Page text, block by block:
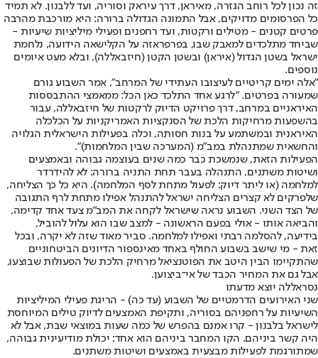
זה נכון לכל רוחב הגזרה, מאיראן, דרך עיראק וסוריה, ועד ללבנון. לא תמיד
כל הפרסומים מדויקים, אבל התמונה הגדולה ברורה: היא מורכבת מהרבה
פרטים קטנים - מטילים ורקטות, ועד רחפנים ופעילי מיליציות שיעיות -
שביחד מתלכדים למאבק שבו, בפרפראזה על הקלישאה הידועה, נלחמת
ישראל בשטן הגדול (איראן) ובשטן הקטן (חיזבאללה), ובלא מעט איומים
נוספים.
"אלה ימים קריטיים לעיצובו העתידי של המרחב", אמר השבוע גורם
שמעורה בפרטים. "לרגע אחד התלכד כאן הכל: ממאמצי ההתבססות
האיראניים במרחב, דרך פרויקט הדיוק לרקטות של חיזבאללה, עבור
בהשפעות מרחיקות הלכת של הסנקציות האמריקניות על הכלכלה
האיראנית ובמשתמע על בנות חסותה, וכלה בפעילות הישראלית הגלויה
והחשאית שמתנהלת במב"מ (המערכה שבין המלחמות)".
הפעילות הזאת, שנמשכת כבר כמה שנים בעוצמה גבוהה ובאמצעים
ושיטות משתנים, התנהלה בעבר תחת התניה ברורה: לא להידרדר
למלחמה (או ליתר דיוק: לפעול מתחת לסף המלחמה). היא כל כך הצליחה,
שלפרקים לא קצרים הצליחה ישראל להתנהל אפילו מתחת לרף התגובה
של הצד השני. השבוע נראה שישראל לקחה את המב"מ צעד אחד קדימה,
והביאה אותו - אולי בפעם הראשונה - למצב שבו הוא עלול להוביל,
בידיעה, להסלמה רבתי ואפילו למלחמה. סביר מאוד שזה לא יקרה, ובכל
זאת - מי שישב בשבוע החולף באחד מאינספור הדיונים הביטחוניים
שהתקיימו הבין היטב את הפוטנציאל מרחיק הלכת של הפעולות שבוצעו,
אבל גם את המחיר הכבד של אי־ביצוען.
נסראללה יוצא מדעתו
שני האירועים הדרמטיים של השבוע (עד כה) - הריגת פעילי המיליציות
השיעיות על רחפניהם בסוריה, ותקיפת האמצעים לדיוק טילים המיוחסת
לישראל בלבנון - קרו אמנם בהפרש של כמה שעות במוצאי שבת, אבל לא
היה קשר ביניהם. הקו המחבר ביניהם הוא אחד: יכולת מודיעינית גבוהה,
שמתורגמת לפעילות מבצעית באמצעים ושיטות משתנים.